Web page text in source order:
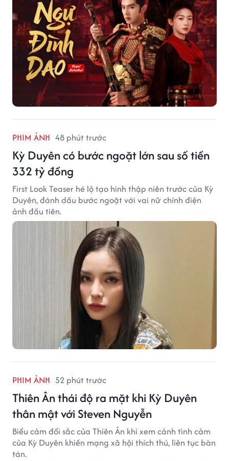
PHIM ẢNH 48 phút trước
Kỳ Duyên có bước ngoặt lớn sau số tiền
332 tỷ đồng
First Look Teaser hé lộ tạo hình thập niên trước của Kỳ
Duyên, đánh dấu bước ngoặt với vai nữ chính điện
ảnh đầu tiên.
PHIM ẢNH 52 phút trước
Thiên Ân thái độ ra mặt khi Kỳ Duyên
thân mật với Steven Nguyễn
Biểu cảm đổi sắc của Thiên Ân khi xem cảnh tình cảm
của Kỳ Duyên khiến mạng xã hội thích thú, liên tục bàn
tán.